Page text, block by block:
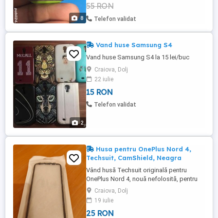
8
capacul la baterie crapat si lipit numai ca ii
lipseste o mica bucatica ...
55 RON
Telefon validat
2
Vand huse Samsung S4
Vand huse Samsung S4 la 15 lei/buc
Craiova, Dolj
22 iulie
15 RON
Telefon validat
Husa pentru OnePlus Nord 4,
Techsuit, CamShield, Neagra
Vând husă Techsuit originală pentru
OnePlus Nord 4, nouă nefolosită, pentru
că nu am mai avut nevoie de ea.
Protejează foarte bine telefonul: este
antisoc, are protecție pentru cameră și inel
metalic care e util atât ca suport, cât și
Craiova, Dolj
19 iulie
25 RON